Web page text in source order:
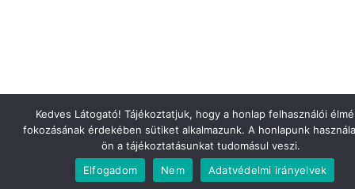
Kedves Látogató! Tájékoztatjuk, hogy a honlap felhasználói
fokozásának érdekében sütiket alkalmazunk. A honlapunk
ön a tájékoztatásunkat tudomásul veszi.
Elfogadom
Nem Adatvédelmi irányelvek